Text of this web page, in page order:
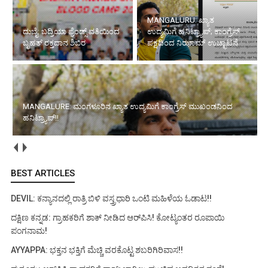
ದುಬೈ: ಬದ್ರಿಯಾ ಫ್ರೆಂಡ್ಸ್ ವತಿಯಿಂದ
ಬೃಹತ್ ರಕ್ತದಾನ ಶಿಬಿರ
MANGALURU: ಖ್ಯಾತ
ಉದ್ಯಮಿಗೆ ಹನಿಟ್ರ್ಯಾಪ್; ಕಾಂಗ್ರೆಸ್
ಪಕ್ಷದಿಂದ ನಿಝಾಮ್ ಉಚ್ಛಾಟನೆ
MANGALURE: ಮಂಗಳೂರಿನ ಖ್ಯಾತ ಉದ್ಯಮಿಗೆ ಕಾಂಗ್ರೆಸ್ ಮುಖಂಡನಿಂದ
ಹನಿಟ್ರ್ಯಾಪ್!!
BEST ARTICLES
DEVIL: ಕನ್ಯಾನದಲ್ಲಿ ರಾತ್ರಿ ಬಿಳಿ ವಸ್ತ್ರಧಾರಿ ಒಂಟಿ ಮಹಿಳೆಯ ಓಡಾಟ!!
ದಕ್ಷಿಣ ಕನ್ನಡ: ಗ್ರಾಹಕರಿಗೆ ಶಾಕ್ ನೀಡಿದ ಆರ್‌ಪಿಸಿ! ಕೋಟ್ಯಂತರ ರೂಪಾಯಿ
ಪಂಗನಾಮ!
AYYAPPA: ಭಕ್ತನ ಭಕ್ತಿಗೆ ಮೆಚ್ಚಿ ವರಕೊಟ್ಟ ಶಬರಿಗಿರಿವಾಸ!!